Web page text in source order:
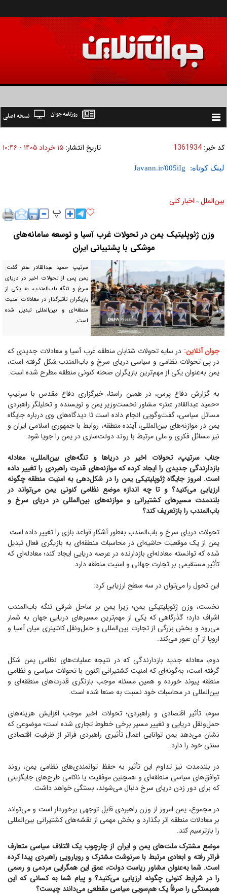
Toggle
نسخه اصلی روزنامه جوان
کد خبر: 1361934 تاریخ انتشار: ۱۵ خرداد ۱۴۰۵ - ۱۰:۴۶
لینک کوتاه:
بين‌الملل » اخبار كلی
وزن ژئوپلیتیک یمن در تحولات غرب آسیا و توسعه سامانه‌های
موشکی با پشتیبانی ایران
سرتیپ حمید عبدالقادر عنتر گفت:
یمن پس از تحولات اخیر در دریای
سرخ و تنگه باب‌المندب، به یکی از
بازیگران تأثیرگذار در معادلات امنیت
منطقه‌ای و بین‌المللی تبدیل شده
است.
جوان آنلاین: در سایه تحولات شتابان منطقه غرب آسیا و معادلات جدیدی که
در پی تحولات نظامی و سیاسی دریای سرخ و باب‌المندب شکل گرفته است،
یمن به‌عنوان یکی از مهم‌ترین بازیگران صحنه کنونی منطقه مطرح شده است.
به گزارش دفاع پرس، در همین راستا، خبرگزاری دفاع مقدس با سرتیپ
«حمید عبدالقادر عنتر» مشاور نخست‌وزیر یمن و نویسنده و تحلیلگر راهبردی
مسائل سیاسی، گفت‌وگویی انجام داده است تا دیدگاه‌های وی درباره جایگاه
یمن در موازنه‌های بین‌المللی، آینده منطقه، روابط با جمهوری اسلامی ایران و
نیز مسائل فکری و ملی مرتبط با روند دولت‌سازی در یمن را جویا شود.
جناب سرتیپ، تحولات اخیر در دریا‌ها و تنگه‌های بین‌المللی، معادله
بازدارندگی جدیدی را ایجاد کرده که موازنه‌های قدرت راهبردی را تغییر داده
است. امروز جایگاه ژئوپلیتیکی یمن را در شکل‌دهی به امنیت منطقه چگونه
ارزیابی می‌کنید؟ و تا چه اندازه موضع نظامی کنونی یمن می‌تواند در
بلندمدت مسیر‌های کشتیرانی و موازنه‌های بین‌المللی در دریای سرخ و
باب‌المندب را بازتعریف کند؟
تحولات دریای سرخ و باب‌المندب به‌طور آشکار قواعد بازی را تغییر داده است.
یمن از یک موقعیت حاشیه‌ای در محاسبات منطقه‌ای به بازیگری فعال تبدیل
شده که توانسته معادله‌ای بازدارنده در عرصه دریایی ایجاد کند؛ معادله‌ای که
تأثیر مستقیمی بر تجارت جهانی و امنیت منطقه دارد.
این تحول را می‌توان در سه سطح ارزیابی کرد:
نخست، وزن ژئوپلیتیکی یمن؛ زیرا یمن بر ساحل شرقی تنگه باب‌المندب
اشراف دارد؛ گذرگاهی که یکی از مهم‌ترین مسیر‌های دریایی جهان به شمار
می‌رود و بخش بزرگی از تجارت بین‌المللی و حمل‌ونقل کانتینری میان آسیا و
اروپا از آن عبور می‌کند.
دوم، معادله جدید بازدارندگی که در نتیجه عملیات‌های نظامی یمن شکل
گرفته است؛ به‌گونه‌ای که امنیت کشتیرانی اکنون با تحولات سیاسی و نظامی
منطقه پیوند خورده و همین مسئله موجب بازنگری قدرت‌های منطقه‌ای و
بین‌المللی در محاسبات خود نسبت به صنعا شده است.
سوم، تأثیر اقتصادی و راهبردی؛ تحولات اخیر موجب افزایش هزینه‌های
حمل‌ونقل دریایی و تغییر مسیر برخی خطوط تجاری شده است؛ موضوعی که
نشان می‌دهد یمن توانایی اعمال تأثیری راهبردی فراتر از ظرفیت اقتصادی
سنتی خود را دارد.
در بلندمدت نیز تداوم این تأثیر به حفظ توانمندی‌های نظامی یمن، روند
توافق‌های سیاسی منطقه‌ای و همچنین موفقیت یا ناکامی طرح‌های جایگزینی
که برای دور زدن دریای سرخ دنبال می‌شوند، بستگی خواهد داشت.
در مجموع، یمن امروز از وزن راهبردی قابل توجهی برخوردار است و می‌تواند
بر معادلات منطقه اثر بگذارد و بخش مهمی از نقشه‌های کشتیرانی بین‌المللی
را بازترسیم کند.
موضع مشترک ملت‌های یمن و ایران از چارچوب یک ائتلاف سیاسی متعارف
فراتر رفته و ابعادی مرتبط با سرنوشت مشترک و رویارویی راهبردی پیدا کرده
است. شما به‌عنوان مشاور ریاست دولت، عمق این همگرایی مردمی و رسمی
را در شرایط کنونی چگونه ارزیابی می‌کنید؟ و پیام شما به کسانی که این
همبستگی را صرفاً یک هم‌سویی سیاسی مقطعی می‌دانند چیست؟